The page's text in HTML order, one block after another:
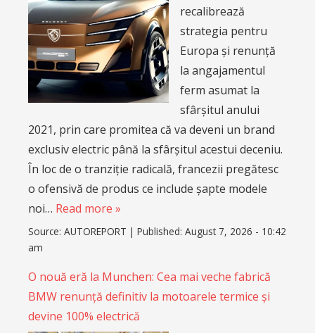
recalibrează
strategia pentru
Europa și renunță
la angajamentul
ferm asumat la
sfârșitul anului
2021, prin care promitea că va deveni un brand
exclusiv electric până la sfârșitul acestui deceniu.
În loc de o tranziție radicală, francezii pregătesc
o ofensivă de produs ce include șapte modele
noi… Read more »
Source: AUTOREPORT | Published: August 7, 2026 - 10:42
am
O nouă eră la Munchen: Cea mai veche fabrică
BMW renunță definitiv la motoarele termice și
devine 100% electrică